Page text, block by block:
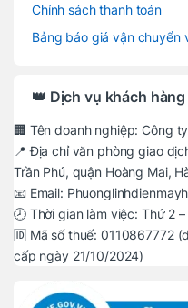
Chính sách thanh toán
Bảng báo giá vận chuyển
👑 Dịch vụ khách hàng
🏢 Tên doanh nghiệp: Công
📍 Địa chỉ văn phòng giao
Trần Phú, quận Hoàng Mai,
📧 Email:
🕗 Thời gian làm việc: Thứ 2
🆔 Mã số thuế: 0110867772
cấp ngày 21/10/2024)